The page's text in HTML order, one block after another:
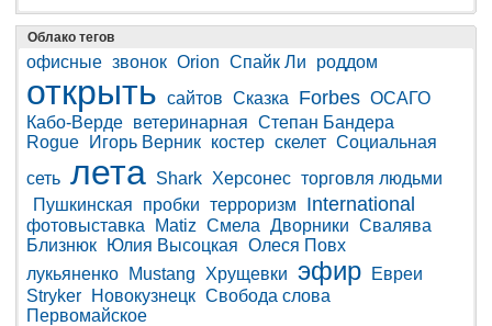
Облако тегов
офисные звонок Orion Спайк Ли роддом
открыть сайтов Сказка Forbes ОСАГО
Кабо-Верде ветеринарная Степан Бандера
Rogue
Игорь Верник костер скелет Социальная
сеть лета Shark Херсонес торговля людьми
Пушкинская
пробки терроризм International
фотовыставка Matiz Смела Дворники Свалява
Близнюк
Юлия Высоцкая Олеся Повх
лукьяненко
Mustang Хрущевки эфир
Евреи
Stryker
Новокузнецк Свобода слова
Первомайское